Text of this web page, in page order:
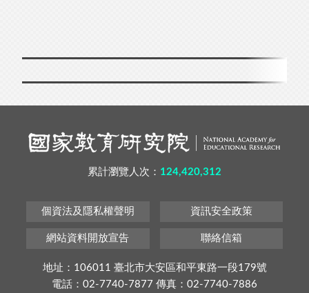
累計瀏覽人次： 124,420,312
個資法及隱私權聲明 資訊安全政策
網站資料開放宣告 聯絡信箱
地址：106011 臺北市大安區和平東路一段179號
電話：02-7740-7877 傳真：02-7740-7886